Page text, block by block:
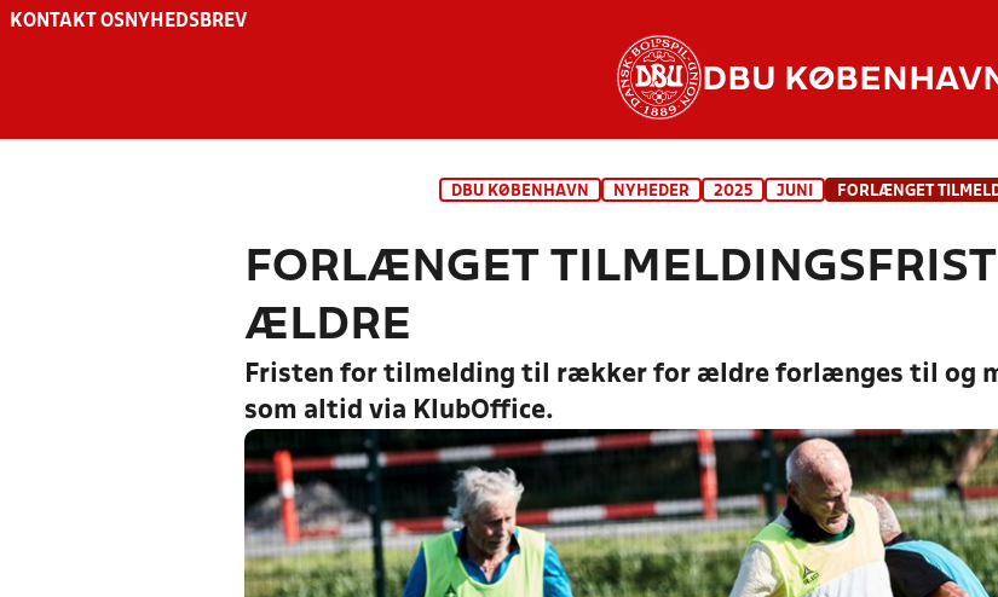
KONTAKT OS NYHEDSBREV
DBU
DBU KØBENHAVN NYHEDER 2025 JUNI
FORLÆNGET
ÆLDRE
Fristen for tilmelding til rækker for ældre forlænges til og
som altid via KlubOffice.